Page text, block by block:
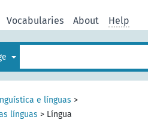
Vocabularies About Help
e línguas >
línguas > Língua